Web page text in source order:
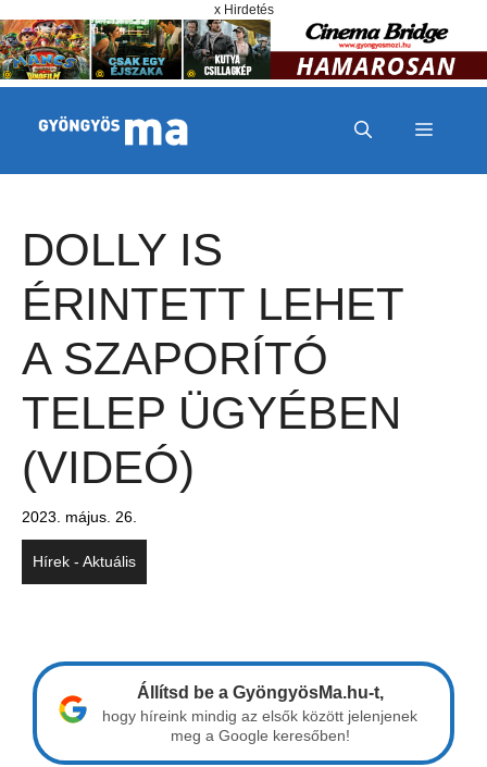
x Hirdetés
MENÜ
DOLLY IS
ÉRINTETT LEHET
A SZAPORÍTÓ
TELEP ÜGYÉBEN
(VIDEÓ)
2023. május. 26.
Hírek - Aktuális
Állítsd be a GyöngyösMa.hu-t,
hogy híreink mindig az elsők között jelenjenek
meg a Google keresőben!